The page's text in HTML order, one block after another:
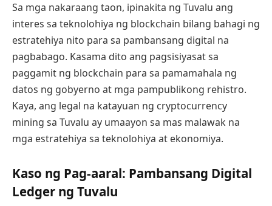
Sa mga nakaraang taon, ipinakita ng Tuvalu ang
interes sa teknolohiya ng blockchain bilang bahagi ng
estratehiya nito para sa pambansang digital na
pagbabago. Kasama dito ang pagsisiyasat sa
paggamit ng blockchain para sa pamamahala ng
datos ng gobyerno at mga pampublikong rehistro.
Kaya, ang legal na katayuan ng cryptocurrency
mining sa Tuvalu ay umaayon sa mas malawak na
mga estratehiya sa teknolohiya at ekonomiya.
Kaso ng Pag-aaral: Pambansang Digital
Ledger ng Tuvalu